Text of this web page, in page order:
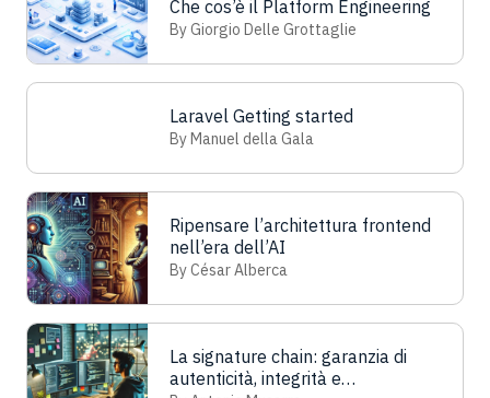
Che cos’è il Platform Engineering
By Giorgio Delle Grottaglie
Laravel Getting started
By Manuel della Gala
Ripensare l’architettura frontend
nell’era dell’AI
By César Alberca
La signature chain: garanzia di
autenticità, integrità e